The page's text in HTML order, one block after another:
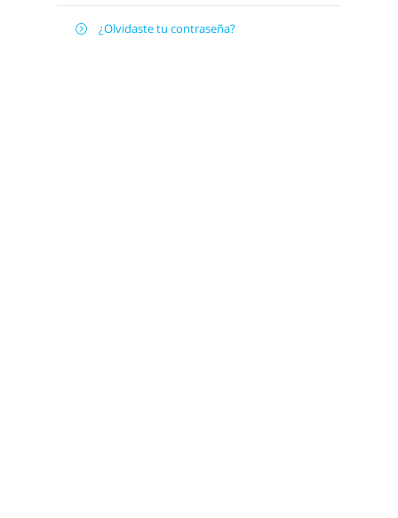
 ¿Olvidaste tu contraseña?